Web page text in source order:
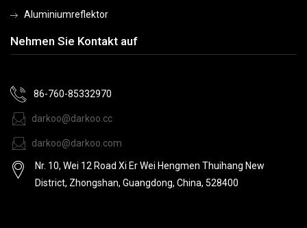
Aluminiumreflektor
Nehmen Sie Kontakt auf
86-760-85332970
darkoo@darkoo.cc
darkoo@darkoo.com
Nr. 10, Wei 12 Road Xi Er Wei Hengmen Thuihang New
District, Zhongshan, Guangdong, China, 528400